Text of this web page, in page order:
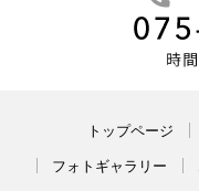
トップページ
フォトギャラリー